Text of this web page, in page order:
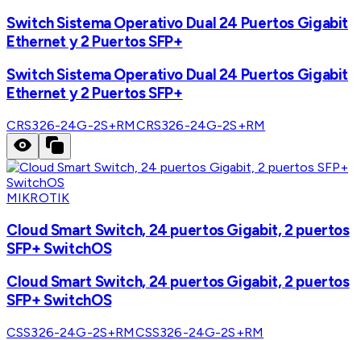
Switch Sistema Operativo Dual 24 Puertos Gigabit
Ethernet y 2 Puertos SFP+
Switch Sistema Operativo Dual 24 Puertos Gigabit
Ethernet y 2 Puertos SFP+
CRS326-24G-2S+RMCRS326-24G-2S+RM
MIKROTIK
Cloud Smart Switch, 24 puertos Gigabit, 2 puertos
SFP+ SwitchOS
Cloud Smart Switch, 24 puertos Gigabit, 2 puertos
SFP+ SwitchOS
CSS326-24G-2S+RMCSS326-24G-2S+RM